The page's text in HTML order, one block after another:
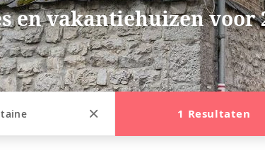
en vakantiehuizen voor
1 Resultaten